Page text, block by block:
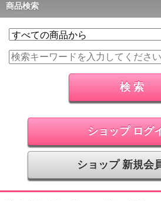
商品検索
ショップ ログ
ショップ 新規会